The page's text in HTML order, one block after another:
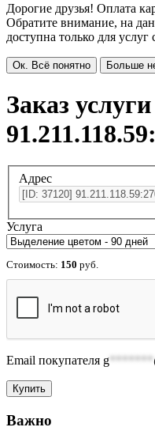
Дорогие друзья! Оплата
Обратите внимание, на
доступна только для
Ок. Всё понятно Больше
Заказ
Адрес
Услуга
Стоимость: 150 руб.
Email покупателя g*******
Важно